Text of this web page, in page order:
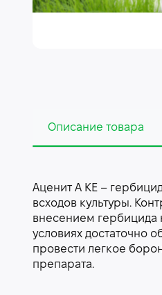
Описание товара
Аценит А КЕ –
всходов культуры.
внесением гербицида
условиях достаточно
провести легкое
препарата.